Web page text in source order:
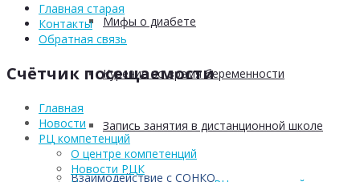
Мифы о диабете
Курение во время беременности
Запись занятия в дистанционной школе
Взаимодействие с СОНКО
Главная старая
Контакты
Обратная связь
Счётчик посещаемости
Главная
Новости
РЦ компетенций
О центре компетенций
Новости РЦК